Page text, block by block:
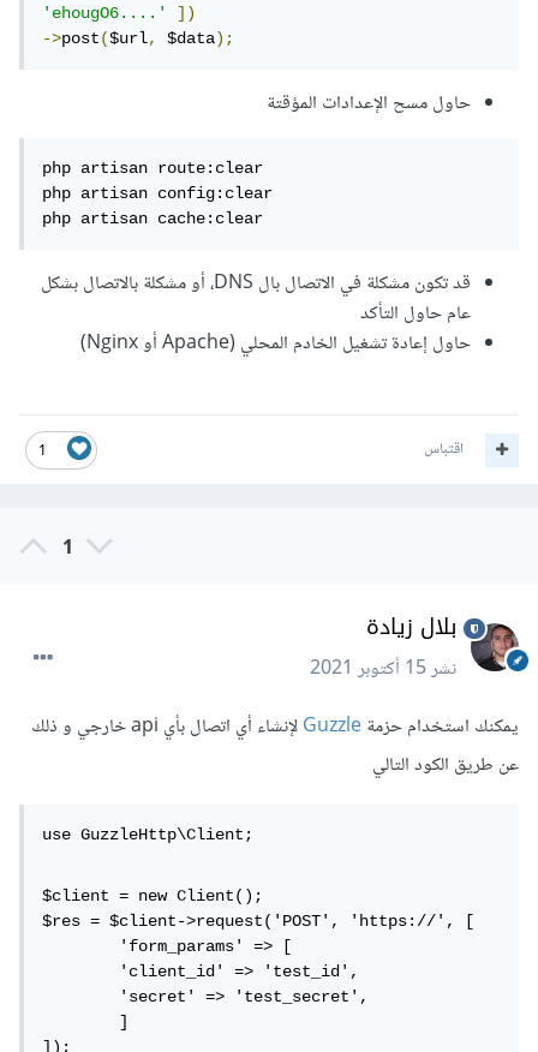
'ehougO6....'
])
->post($url, $data);
حاول مسح الإعدادات المؤقتة
php artisan route:clear
php artisan config:clear
php artisan cache:clear
قد تكون مشكلة في الاتصال بال DNS، أو مشكلة بالاتصال بشكل
عام حاول التأكد
حاول إعادة تشغيل الخادم المحلي (Apache أو Nginx)
1 اقتباس
1
بلال زيادة
نشر15 أكتوبر 2021
يمكنك استخدام حزمةGuzzle
لإنشاء أي اتصال بأي api خارجي و ذلك
عن طريق الكود التالي
use GuzzleHttp\Client;
$client = new Client();
$res = $client->request('POST', 'https://', [
	'form_params' => [
	'client_id' => 'test_id',
	'secret' => 'test_secret',
	]
]);